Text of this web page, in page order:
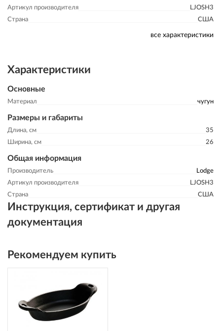
Артикул производителя
LJOSH3
Страна
США
все характеристики
Характеристики
Основные
Материал чугун
Размеры и габариты
Длина, см
35
Ширина, см
26
Общая информация
Производитель
Lodge
Артикул производителя
LJOSH3
Страна
США
Инструкция, сертификат и другая
документация
Рекомендуем купить